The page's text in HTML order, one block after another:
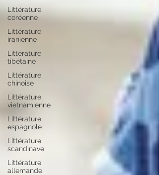
Littérature
coréenne
Littérature
iranienne
Littérature
tibétaine
Littérature
chinoise
Littérature
vietnamienne
Littérature
espagnole
Littérature
scandinave
Littérature
allemande